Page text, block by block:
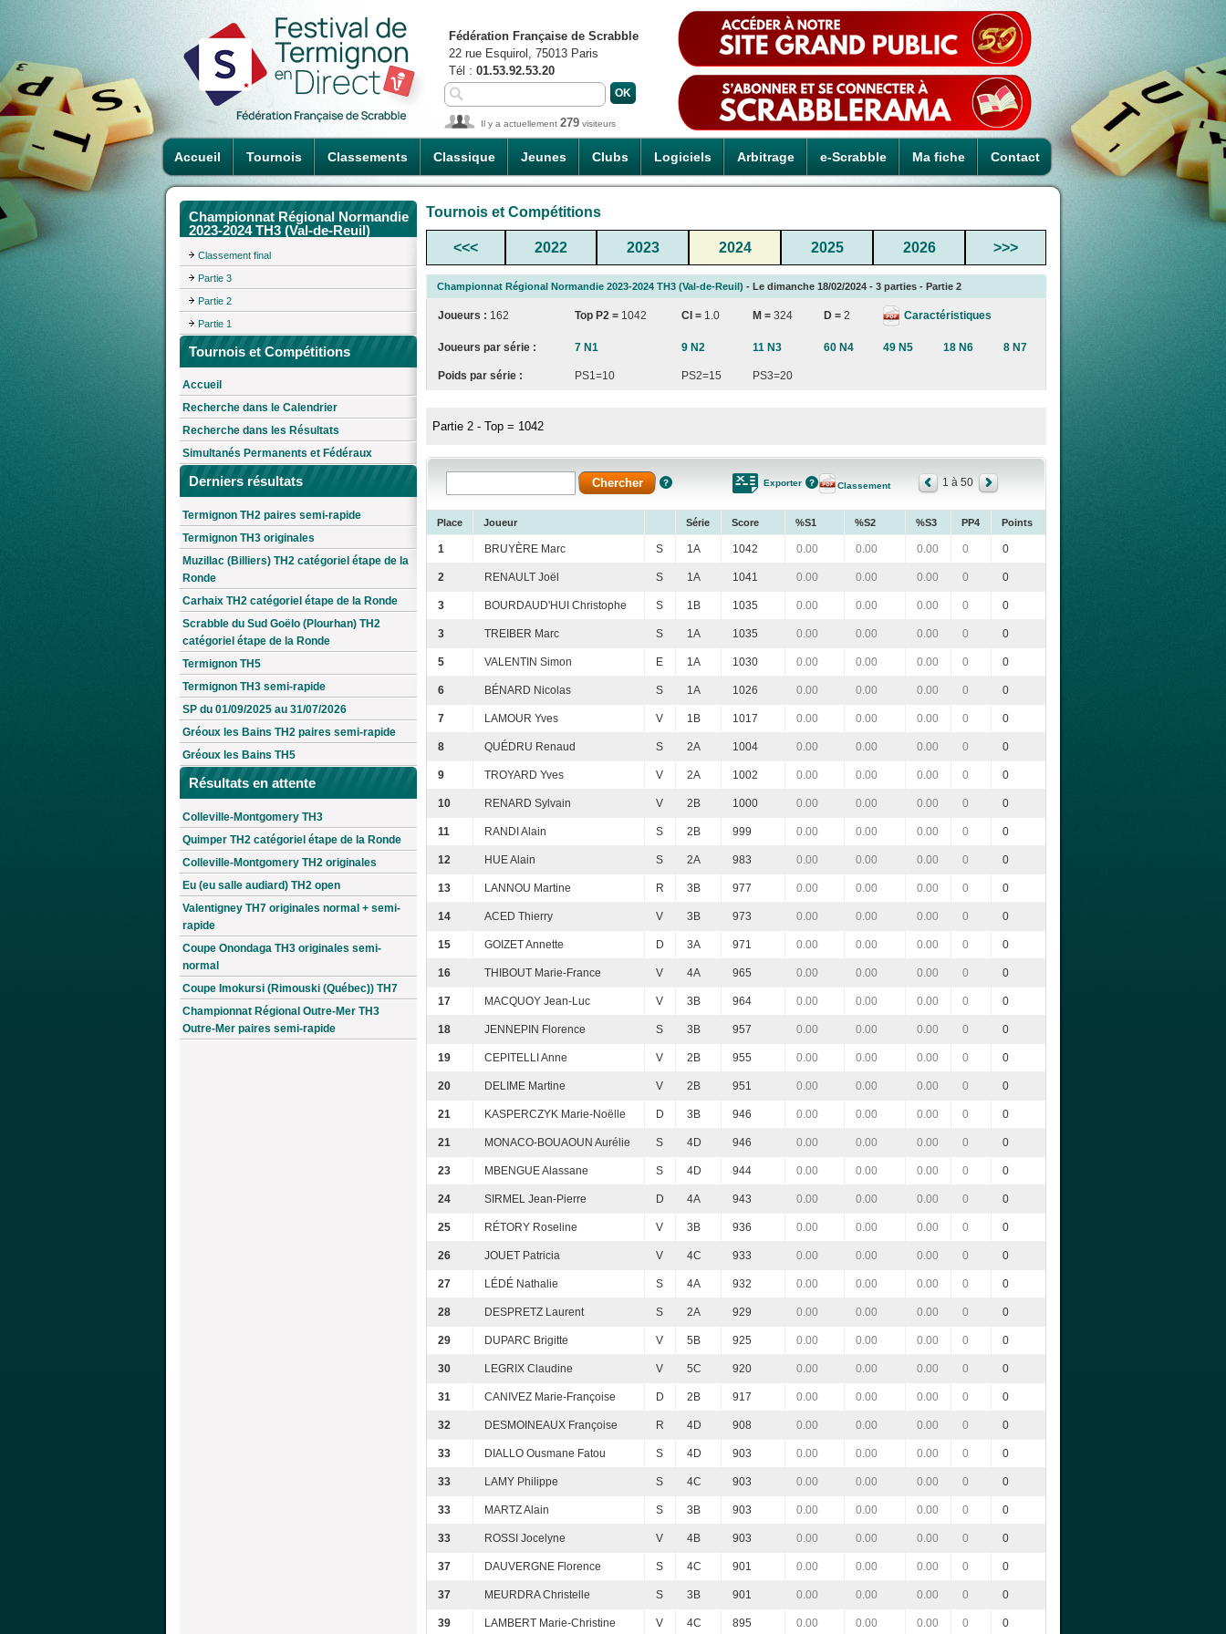
Accueil Tournois Classements Classique Jeunes Clubs Logiciels Arbitrage e-Scrabble Ma fiche Contact
Fédération Française de Scrabble
22 rue Esquirol, 75013 Paris
Tél : 01.53.92.53.20
Il y a actuellement 279 visiteurs
Championnat Régional Normandie
2023-2024 TH3 (Val-de-Reuil)
Classement final
Partie 3
Partie 2
Partie 1
Tournois et Compétitions
Accueil
Recherche dans le Calendrier
Recherche dans les Résultats
Simultanés Permanents et Fédéraux
Derniers résultats
Termignon TH2 paires semi-rapide
Termignon TH3 originales
Muzillac (Billiers) TH2 catégoriel étape de la
Ronde
Carhaix TH2 catégoriel étape de la Ronde
Scrabble du Sud Goëlo (Plourhan) TH2
catégoriel étape de la Ronde
Termignon TH5
Termignon TH3 semi-rapide
SP du 01/09/2025 au 31/07/2026
Gréoux les Bains TH2 paires semi-rapide
Gréoux les Bains TH5
Résultats en attente
Colleville-Montgomery TH3
Quimper TH2 catégoriel étape de la Ronde
Colleville-Montgomery TH2 originales
Eu (eu salle audiard) TH2 open
Valentigney TH7 originales normal + semi-
rapide
Coupe Onondaga TH3 originales semi-
normal
Coupe Imokursi (Rimouski (Québec)) TH7
Championnat Régional Outre-Mer TH3
Outre-Mer paires semi-rapide
Tournois et Compétitions
<<< 2022 2023 2024 2025 2026 >>>
Championnat Régional Normandie 2023-2024 TH3 (Val-de-Reuil) - Le dimanche 18/02/2024 - 3 parties - Partie 2
Joueurs : 162 Top P2 = 1042 CI = 1.0 M = 324 D = 2 Caractéristiques
Joueurs par série : 7 N1 9 N2 11 N3 60 N4 49 N5 18 N6 8 N7
Poids par série : PS1=10 PS2=15 PS3=20
Partie 2 - Top = 1042
Exporter Classement 1 à 50
Place Joueur Série Score %S1 %S2 %S3 PP4 Points
1 BRUYÈRE Marc S 1A 1042 0.00 0.00 0.00 0 0
2 RENAULT Joël S 1A 1041 0.00 0.00 0.00 0 0
3 BOURDAUD'HUI Christophe S 1B 1035 0.00 0.00 0.00 0 0
3 TREIBER Marc S 1A 1035 0.00 0.00 0.00 0 0
5 VALENTIN Simon E 1A 1030 0.00 0.00 0.00 0 0
6 BÉNARD Nicolas S 1A 1026 0.00 0.00 0.00 0 0
7 LAMOUR Yves V 1B 1017 0.00 0.00 0.00 0 0
8 QUÉDRU Renaud S 2A 1004 0.00 0.00 0.00 0 0
9 TROYARD Yves V 2A 1002 0.00 0.00 0.00 0 0
10 RENARD Sylvain V 2B 1000 0.00 0.00 0.00 0 0
11 RANDI Alain S 2B 999 0.00 0.00 0.00 0 0
12 HUE Alain S 2A 983 0.00 0.00 0.00 0 0
13 LANNOU Martine R 3B 977 0.00 0.00 0.00 0 0
14 ACED Thierry V 3B 973 0.00 0.00 0.00 0 0
15 GOIZET Annette D 3A 971 0.00 0.00 0.00 0 0
16 THIBOUT Marie-France V 4A 965 0.00 0.00 0.00 0 0
17 MACQUOY Jean-Luc V 3B 964 0.00 0.00 0.00 0 0
18 JENNEPIN Florence S 3B 957 0.00 0.00 0.00 0 0
19 CEPITELLI Anne V 2B 955 0.00 0.00 0.00 0 0
20 DELIME Martine V 2B 951 0.00 0.00 0.00 0 0
21 KASPERCZYK Marie-Noëlle D 3B 946 0.00 0.00 0.00 0 0
21 MONACO-BOUAOUN Aurélie S 4D 946 0.00 0.00 0.00 0 0
23 MBENGUE Alassane S 4D 944 0.00 0.00 0.00 0 0
24 SIRMEL Jean-Pierre D 4A 943 0.00 0.00 0.00 0 0
25 RÉTORY Roseline V 3B 936 0.00 0.00 0.00 0 0
26 JOUET Patricia V 4C 933 0.00 0.00 0.00 0 0
27 LÉDÉ Nathalie S 4A 932 0.00 0.00 0.00 0 0
28 DESPRETZ Laurent S 2A 929 0.00 0.00 0.00 0 0
29 DUPARC Brigitte V 5B 925 0.00 0.00 0.00 0 0
30 LEGRIX Claudine V 5C 920 0.00 0.00 0.00 0 0
31 CANIVEZ Marie-Françoise D 2B 917 0.00 0.00 0.00 0 0
32 DESMOINEAUX Françoise R 4D 908 0.00 0.00 0.00 0 0
33 DIALLO Ousmane Fatou S 4D 903 0.00 0.00 0.00 0 0
33 LAMY Philippe S 4C 903 0.00 0.00 0.00 0 0
33 MARTZ Alain S 3B 903 0.00 0.00 0.00 0 0
33 ROSSI Jocelyne V 4B 903 0.00 0.00 0.00 0 0
37 DAUVERGNE Florence S 4C 901 0.00 0.00 0.00 0 0
37 MEURDRA Christelle S 3B 901 0.00 0.00 0.00 0 0
39 LAMBERT Marie-Christine V 4C 895 0.00 0.00 0.00 0 0